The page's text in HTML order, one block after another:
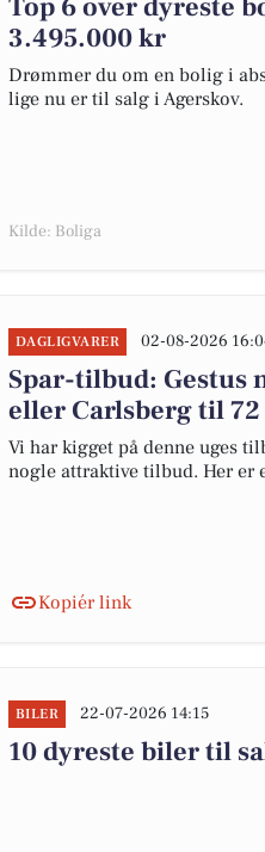
Top 6 over dyreste
3.495.000 kr
Drømmer du om en bolig i
lige nu er til salg i Agerskov.
Kilde: Boliga
DAGLIGVARER 02-08-2026
Spar-tilbud: Gestus
eller Carlsberg til
Vi har kigget på denne uges
nogle attraktive tilbud. Her er
Kopiér link
BILER 22-07-2026 14:15
10 dyreste biler til